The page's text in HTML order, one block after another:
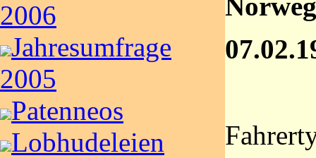
2006
Jahresumfrage
2005
Patenneos
Lobhudeleien